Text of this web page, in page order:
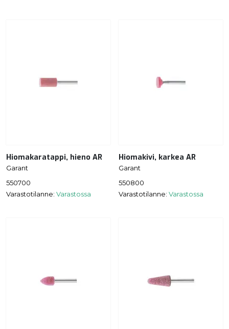
Hiomakaratappi, hieno AR
Garant
550700
Varastotilanne: Varastossa
Hiomakivi, karkea AR
Garant
550800
Varastotilanne: Varastossa